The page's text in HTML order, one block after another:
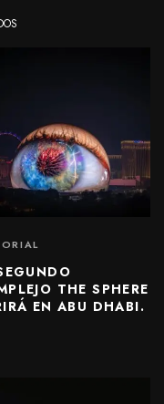
THE SPHERE
EN ABU DHABI.